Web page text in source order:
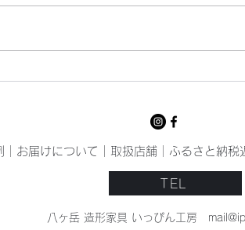
お届けについて 取扱店舗 ふるさと納税
TEL
八ヶ岳 造形家具 いっぴん工房